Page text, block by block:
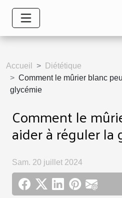
Accueil
Diététique
Comment le mûrier blanc
glycémie
Comment le
aider à réguler la
Sam. 20 juillet 2024